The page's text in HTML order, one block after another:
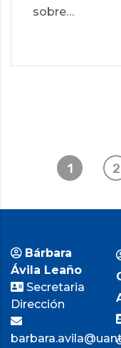
sobre…
1 2
Bárbara
Ávila Leaño
Secretaria
Dirección